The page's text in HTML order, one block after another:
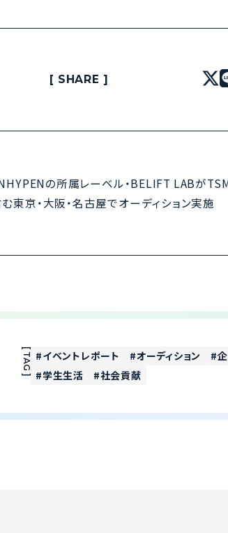
[ SHARE ]
の所属レーベル・BELIFT LABが
東京・⼤阪・名古屋でオーディション実施
[ TAG ] イベントレポート オーディション
学生生活
社会貢献